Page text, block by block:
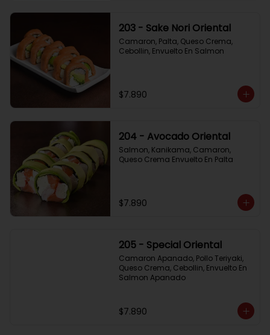
203 - Sake Nori Oriental
Camaron, Palta, Queso Crema,
Cebollin, Envuelto En Salmon
$7.890
204 - Avocado Oriental
Salmon, Kanikama, Camaron,
Queso Crema Envuelto En Palta
$7.890
205 - Special Oriental
Camaron Apanado, Pollo Teriyaki,
Queso Crema, Cebollin, Envuelto En
Salmon Apanado
$7.890